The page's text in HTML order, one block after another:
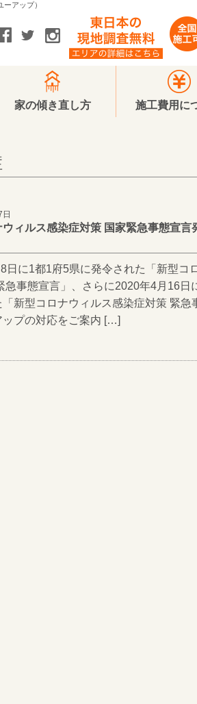
アップ）
家の傾き直し方 施工費用に
ウィルス感染症対策 国家緊急事態宣言
日に1都1府5県に発令された「新型コ
急事態宣言」、さらに2020年4月16日
新型コロナウィルス感染症対策 緊急
ップの対応をご案内 […]